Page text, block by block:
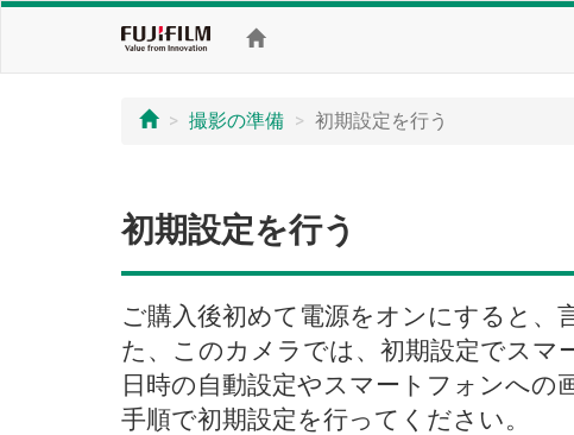
撮影の準備 初期設定を行う
初期設定を行う
ご購入後初めて電源をオンにすると、
た、このカメラでは、初期設定でスマ
日時の自動設定やスマートフォンへ
手順で初期設定を行ってください。